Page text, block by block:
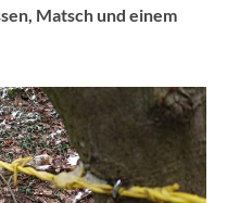
Matsch und einem